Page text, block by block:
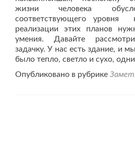
жизни человека
соответствующего
реализации этих планов
умения. Давайте
задачку. У нас есть здание, и
было тепло, светло и сухо,
Опубликовано в рубрике